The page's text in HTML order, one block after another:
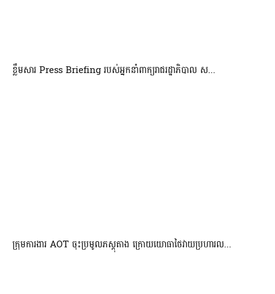
ខ្លឹមសារ Press Briefing របស់អ្នកនាំពាក្យរាជរដ្ឋាភិបាល ស...
ក្រុមការងារ AOT ចុះប្រមូលភស្តុតាង ក្រោយយោធាថៃវាយប្រហារល...